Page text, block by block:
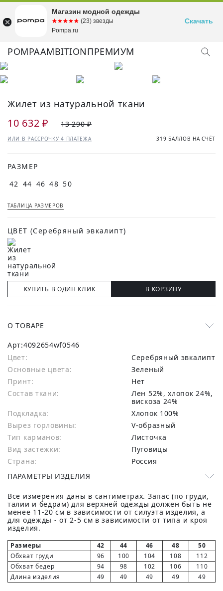
POMPAAMBITIONПРЕМИУМ
КУПИТЬ ОБРАЗ
Жилет из натуральной ткани
10 632 ₽ 13 290 ₽
ИЛИ В РАССРОЧКУ 4 ПЛАТЕЖА 319 БАЛЛОВ НА СЧЁТ
РАЗМЕР
42 44 46 48 50
ТАБЛИЦА РАЗМЕРОВ
ЦВЕТ (Cеребряный эвкалипт)
КУПИТЬ В ОДИН КЛИК В КОРЗИНУ
О ТОВАРЕ
Арт:4092654wf0546
Цвет:
Cеребряный эвкалипт
Основные цвета:
зеленый
Принт:
Нет
Состав ткани:
лен 52%, хлопок 24%,
вискоза 24%
Подкладка:
Хлопок 100%
Вырез горловины:
V-образный
Тип карманов:
Листочка
Вид застежки:
Пуговицы
Страна:
Россия
ПАРАМЕТРЫ ИЗДЕЛИЯ
Все измерения даны в сантиметрах. Запас (по груди,
талии и бедрам) для верхней одежды должен быть не
менее 11-20 см в зависимости от силуэта изделия, а
для одежды - от 2-5 см в зависимости от типа и кроя
изделия.
Размеры 42 44 46 48
50
Обхват груди
96 100 104 108
112
Обхват бедер
94 98 102 106
110
Длина изделия
49 49 49 49 49
Магазин модной одежды
☆☆☆☆☆
★★★★★ (23) звезды
Pompa.ru
Скачать